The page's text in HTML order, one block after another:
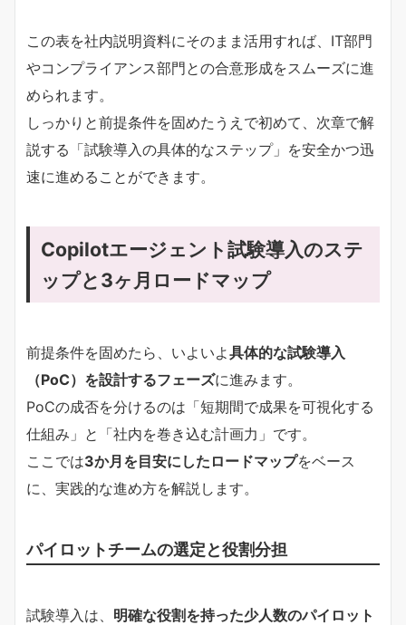
この表を社内説明資料にそのまま活用すれば、IT部門
やコンプライアンス部門との合意形成をスムーズに進
められます。
しっかりと前提条件を固めたうえで初めて、次章で解
説する「試験導入の具体的なステップ」を安全かつ迅
速に進めることができます。
Copilotエージェント試験導入のステ
ップと3ヶ月ロードマップ
前提条件を固めたら、いよいよ具体的な試験導入
（PoC）を設計するフェーズに進みます。
PoCの成否を分けるのは「短期間で成果を可視化する
仕組み」と「社内を巻き込む計画力」です。
ここでは3か月を目安にしたロードマップをベース
に、実践的な進め方を解説します。
パイロットチームの選定と役割分担
試験導入は、 明確な役割を持った少人数のパイロット